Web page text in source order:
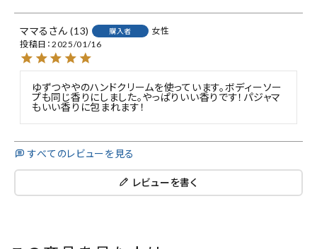
ママる 13 購入者
女性
投稿日 2025/01/16
ゆずつややのハンドクリームを使っています。ボディーソー
プも同じ香りにしました。やっぱりいい香りです！パジャマ
もいい香りに包まれます！
すべてのレビューを見る
レビューを書く